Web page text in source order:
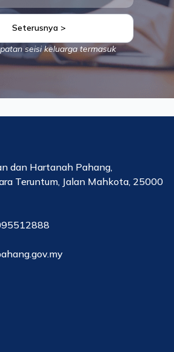
Seterusnya >
seisi keluarga termasuk
dan Hartanah Pahang,
Teruntum, Jalan Mahkota, 25000